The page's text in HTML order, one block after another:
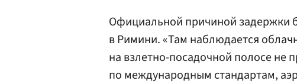
Официальной причиной задержки
в Римини. «Там наблюдается
на взлетно-посадочной полосе не
по международным стандартам,